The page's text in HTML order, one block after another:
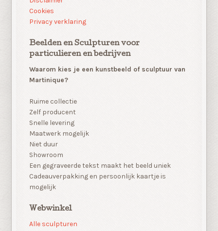
Cookies
Privacy verklaring
Beelden en Sculpturen voor
particulieren en bedrijven
Waarom kies je een kunstbeeld of sculptuur van
Martinique?
Ruime collectie
Zelf producent
Snelle levering
Maatwerk mogelijk
Niet duur
Showroom
Een gegraveerde tekst maakt het beeld uniek
Cadeauverpakking en persoonlijk kaartje is
mogelijk
Webwinkel
Alle sculpturen